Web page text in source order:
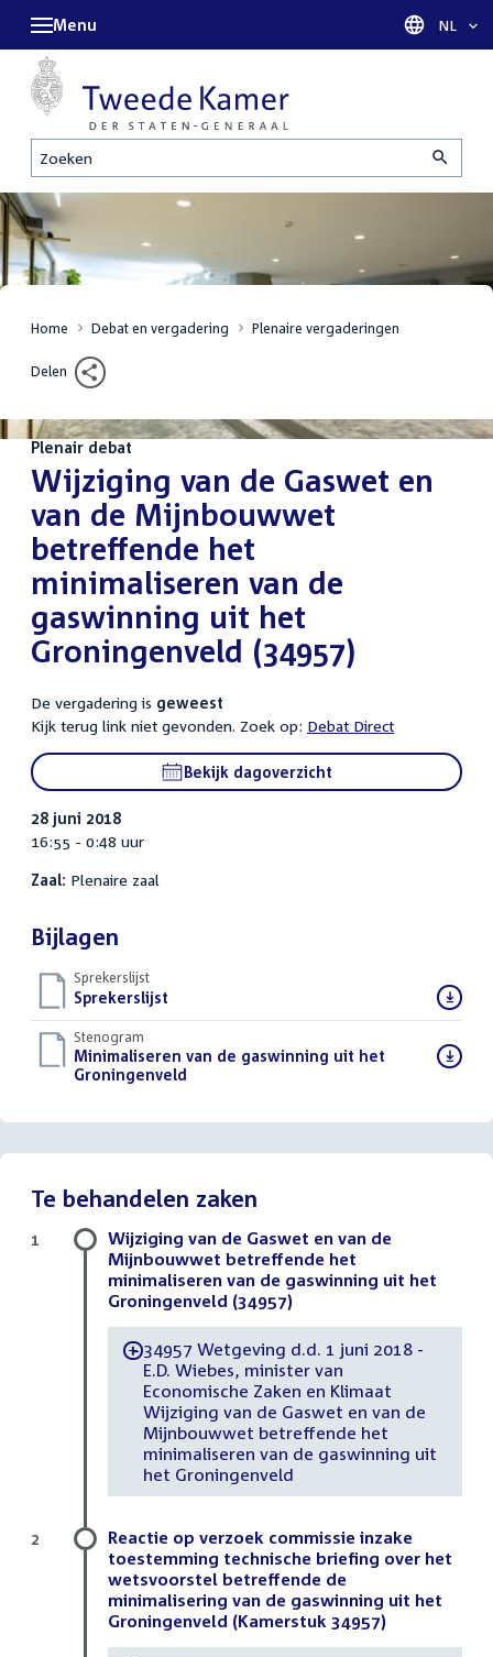
Zoeken
Menu Taal
NL
Home Debat en vergadering Plenaire vergaderingen
Delen
Plenair debat
:Wijziging van de Gaswet en
van de Mijnbouwwet
betreffende het
minimaliseren van de
gaswinning uit het
Groningenveld (34957)
De vergadering is geweest
Kijk terug link niet gevonden. Zoek op: Debat Direct
Bekijk dagoverzicht
28 juni 2018
16:55 - 0:48 uur
Zaal: Plenaire zaal
Bijlagen
Sprekerslijst
Download
bestand:
Sprekerslijst
Stenogram
Download
bestand:
Minimaliseren van de gaswinning uit het
Groningenveld
Te behandelen zaken
Wijziging van de Gaswet en van de
Mijnbouwwet betreffende het
minimaliseren van de gaswinning uit het
Groningenveld (34957)
-34957 Wetgeving d.d. 1 juni 2018 -
E.D. Wiebes, minister van
Economische Zaken en Klimaat
Wijziging van de Gaswet en van de
Mijnbouwwet betreffende het
minimaliseren van de gaswinning uit
het Groningenveld
1
Reactie op verzoek commissie inzake
toestemming technische briefing over het
wetsvoorstel betreffende de
minimalisering van de gaswinning uit het
Groningenveld (Kamerstuk 34957)
2